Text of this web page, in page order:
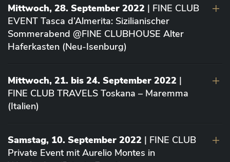
Mittwoch, 28. September 2022 | FINE CLUB
EVENT Tasca d’Almerita: Sizilianischer
Sommerabend @FINE CLUBHOUSE Alter
Haferkasten (Neu-Isenburg)
Mittwoch, 21. bis 24. September 2022 |
FINE CLUB TRAVELS Toskana – Maremma
(Italien)
Samstag, 10. September 2022 | FINE CLUB
Private Event mit Aurelio Montes in